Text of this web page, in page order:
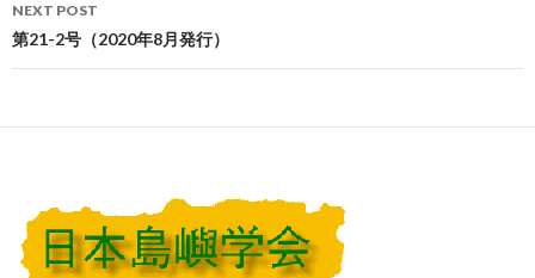
NEXT POST
第21-2号（2020年8月発行）